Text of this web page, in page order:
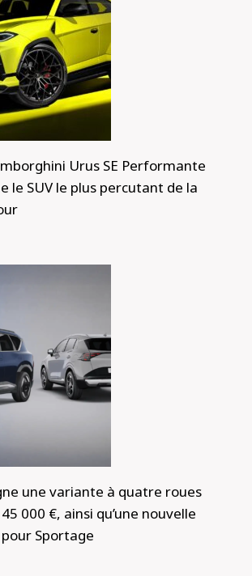
Urus SE Performante
le SUV le plus percutant de la
une variante à quatre roues
000 €, ainsi qu’une nouvelle
Sportage